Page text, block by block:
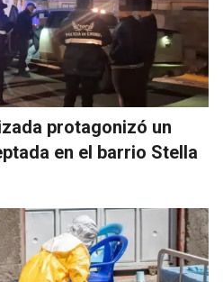
protagonizó un
en el barrio Stella